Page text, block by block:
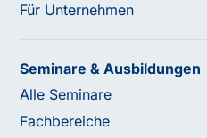
Für Unternehmen
Seminare & Ausbildungen
Alle Seminare
Fachbereiche